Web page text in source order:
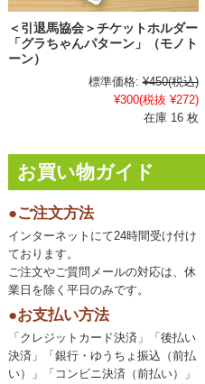
＜引退馬協会＞チケットホルダー
「グラちゃんパターン」（モノト
ーン）
標準価格: ¥450(税込)
¥300(税抜 ¥272)
在庫 16 枚
お買い物ガイド
●ご注文方法
インターネットにて24時間受け付け
ております。
ご注文やご質問メールの対応は、休
業日を除く平日のみです。
●お支払い方法
「クレジットカード決済」「後払い
決済」「銀行・ゆうちょ振込（前払
い）」「コンビニ決済（前払い）」